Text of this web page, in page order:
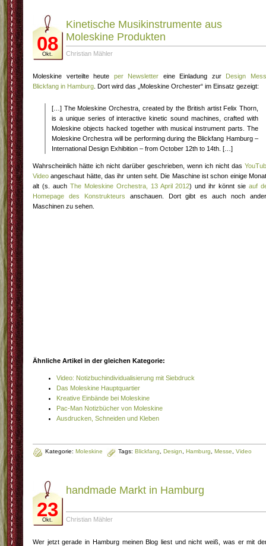
08
Okt.
Kinetische Musikinstrumente aus
Moleskine Produkten
Christian Mähler
Moleskine verteilte heute per Newsletter eine Einladung zur Design
Blickfang in Hamburg . Dort wird das „Moleskine Orchester“ im Einsatz gezeigt:
[…] The Moleskine Orchestra, created by the British artist Felix Thorn,
is a unique series of interactive kinetic sound machines, crafted with
Moleskine objects hacked together with musical instrument parts. The
Moleskine Orchestra will be performing during the Blickfang Hamburg –
International Design Exhibition – from October 12th to 14th. […]
Wahrscheinlich hätte ich nicht darüber geschrieben, wenn ich nicht das
Video angeschaut hätte, das ihr unten seht. Die Maschine ist schon einige
alt (s. auch The Moleskine Orchestra, 13 April 2012) und ihr könnt sieauf
Homepage des Konstrukteurs anschauen. Dort gibt es auch noch
Maschinen zu sehen.
Ähnliche Artikel in der gleichen Kategorie:
Video: Notizbuchindividualisierung mit Siebdruck
Das Moleskine Hauptquartier
Kreative Einbände bei Moleskine
Pac-Man Notizbücher von Moleskine
Ausdrucken, Schneiden und Kleben
Kategorie: Moleskine Tags: Blickfang Design Hamburg Messe Video
23
Okt.
handmade Markt in Hamburg
Christian Mähler
Wer jetzt gerade in Hamburg meinen Blog liest und nicht weiß, was er mit